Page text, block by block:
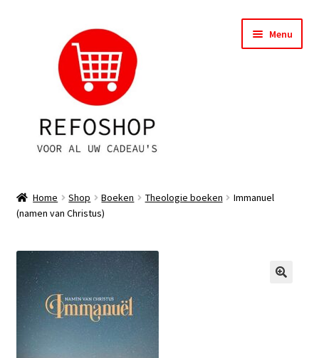
navigatie
Menu
OPRUIMING
Assortiment
Account
Home Shop Boeken Theologie boeken
Immanuel
(namen van Christus)